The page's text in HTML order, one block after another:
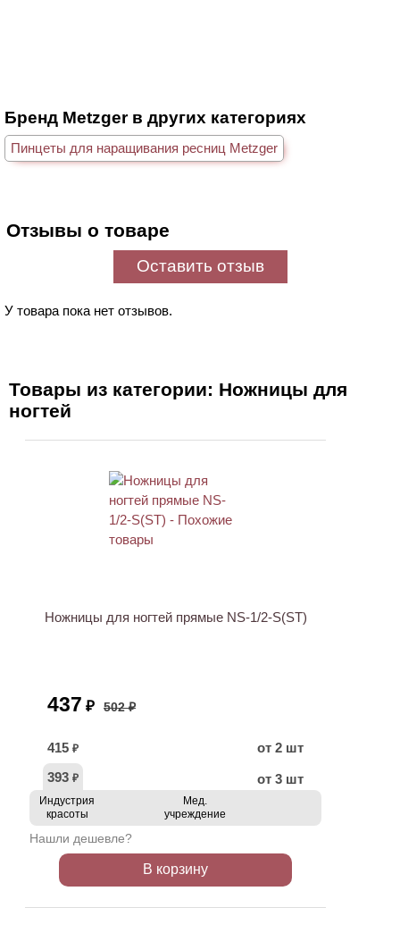
Бренд Metzger в других категориях
Пинцеты для наращивания ресниц Metzger
Отзывы о товаре
Оставить отзыв
У товара пока нет отзывов.
Товары из категории: Ножницы для
ногтей
Ножницы для ногтей прямые NS-1/2-S(ST)
437 ₽ 502 ₽
415 ₽
от 2 шт
393 ₽ от 3 шт
Индустрия
красоты
Мед.
учреждение
Нашли дешевле?
В корзину